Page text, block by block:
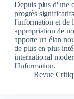
Depuis plus d'une
progrès
l'information et de
appropriation de
apporte un élan
de plus en plus
international
l'Information.
Revue